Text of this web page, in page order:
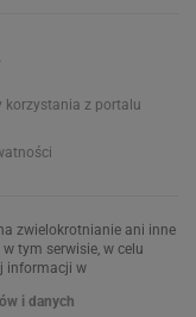
korzystania z portalu
zwielokrotnianie ani inne
tym serwisie, w celu
informacji w
i danych